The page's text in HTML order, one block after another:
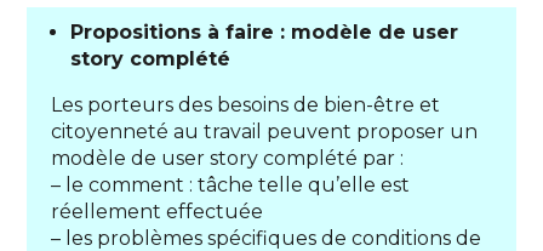
Propositions à faire : modèle de user
story complété
Les porteurs des besoins de bien-être et
citoyenneté au travail peuvent proposer un
modèle de user story complété par :
– le comment : tâche telle qu’elle est
réellement effectuée
– les problèmes spécifiques de conditions de